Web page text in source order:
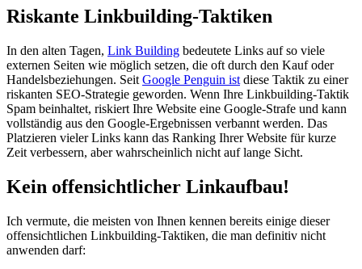
Riskante Linkbuilding-Taktiken
In den alten Tagen, Link Building bedeutete Links auf so viele
externen Seiten wie möglich setzen, die oft durch den Kauf oder
Handelsbeziehungen. Seit Google Penguin ist diese Taktik zu einer
riskanten SEO-Strategie geworden. Wenn Ihre Linkbuilding-Taktik
Spam beinhaltet, riskiert Ihre Website eine Google-Strafe und kann
vollständig aus den Google-Ergebnissen verbannt werden. Das
Platzieren vieler Links kann das Ranking Ihrer Website für kurze
Zeit verbessern, aber wahrscheinlich nicht auf lange Sicht.
Kein offensichtlicher Linkaufbau!
Ich vermute, die meisten von Ihnen kennen bereits einige dieser
offensichtlichen Linkbuilding-Taktiken, die man definitiv nicht
anwenden darf: